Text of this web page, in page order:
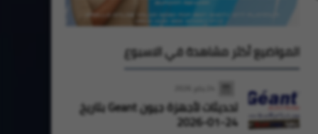
المواضيع أكثر مشاهدة في الاسبوع
تحديثات لأجهزة جيون Geant بتاريخ
24-01-2026